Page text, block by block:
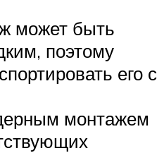
может быть
поэтому
его с
монтажем